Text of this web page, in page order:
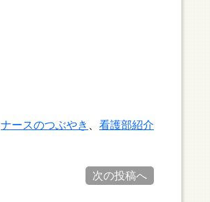
ナースのつぶやき 看護部紹介
次の投稿へ